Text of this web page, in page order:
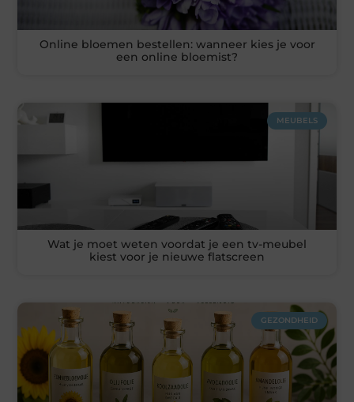
Online bloemen bestellen: wanneer kies je voor
een online bloemist?
MEUBELS
Wat je moet weten voordat je een tv-meubel
kiest voor je nieuwe flatscreen
GEZONDHEID